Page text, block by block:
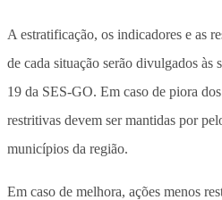
A estratificação, os indicadores e as
de cada situação serão divulgados
19 da SES-GO. Em caso de piora
restritivas devem ser mantidas por
municípios da região.
Em caso de melhora, ações menos